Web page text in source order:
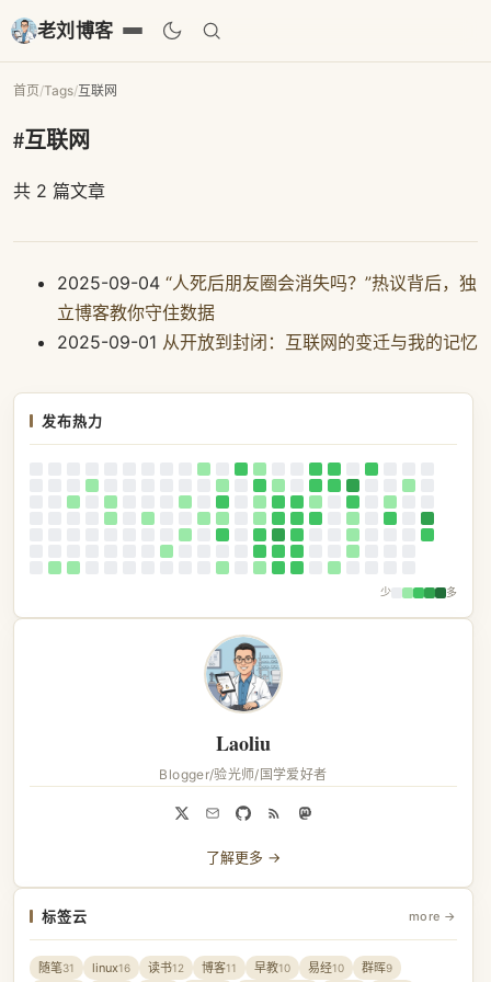
老刘博客
首页/Tags/互联网
#互联网
共 2 篇文章
2025-09-04 “人死后朋友圈会消失吗？”热议背后，独
立博客教你守住数据
2025-09-01 从开放到封闭：互联网的变迁与我的记忆
发布热力
少 多
Laoliu
Blogger/验光师/国学爱好者
了解更多 →
标签云 more →
随笔31 linux16 读书12 博客11 早教10 易经10 群晖9